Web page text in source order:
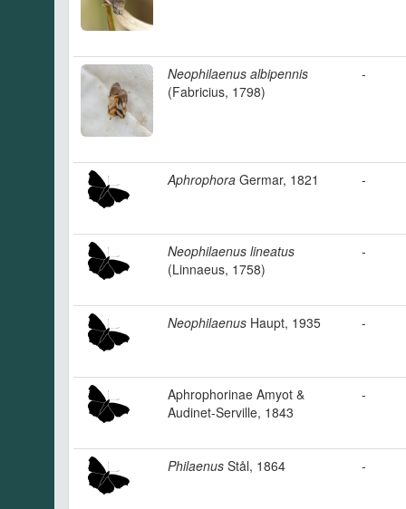
Neophilaenus albipennis
(Fabricius, 1798)
-
Aphrophora Germar, 1821 -
Neophilaenus lineatus
(Linnaeus, 1758)
-
Neophilaenus Haupt, 1935 -
Aphrophorinae Amyot &
Audinet-Serville, 1843
-
Philaenus Stål, 1864 -